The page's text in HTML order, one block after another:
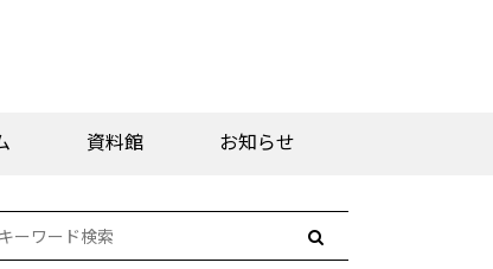
資料館 お知らせ